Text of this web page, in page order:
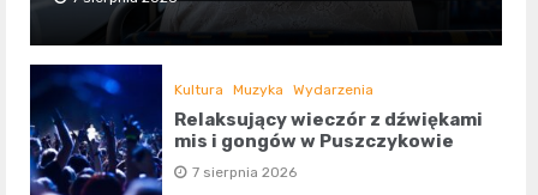
Kultura Muzyka Wydarzenia
Relaksujący wieczór z dźwiękami
mis i gongów w Puszczykowie
7 sierpnia 2026